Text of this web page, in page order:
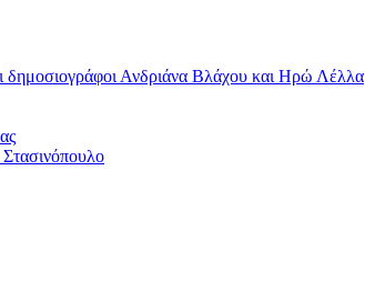
Ανδριάνα Βλάχου και Ηρώ Λέλλα